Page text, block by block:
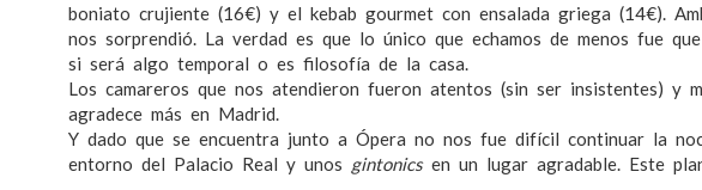
boniato crujiente (16€) y el kebab gourmet con ensalada griega (14€).
nos sorprendió. La verdad es que lo único que echamos de menos fue
si será algo temporal o es filosofía de la casa.
Los camareros que nos atendieron fueron atentos (sin ser insistentes) y
agradece más en Madrid.
Y dado que se encuentra junto a Ópera no nos fue difícil continuar la
entorno del Palacio Real y unos gintonicsen un lugar agradable. Este